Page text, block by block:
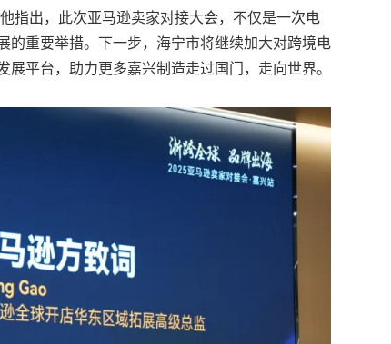
指出，此次亚马逊卖家对接大会，不仅是一次电
的重要举措。下一步，海宁市将继续加大对跨境电
平台，助力更多嘉兴制造走过国门，走向世界。